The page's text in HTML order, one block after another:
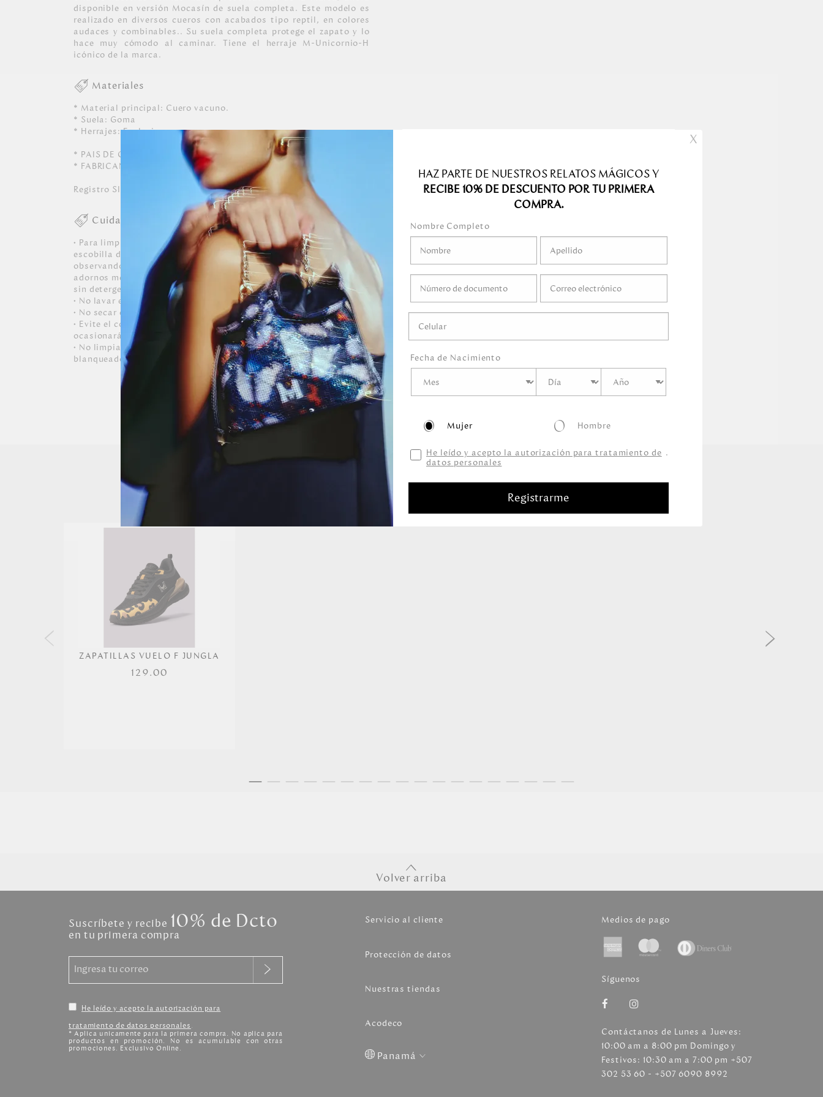
disponible en versión Mocasín de suela completa. Este modelo es
realizado en diversos cueros con acabados tipo reptil, en colores
audaces y combinables.. Su suela completa protege el zapato y lo
hace muy cómodo al caminar. Tiene el herraje M-Unicornio-H
icónico de la marca.
Materiales
* Material principal: Cuero vacuno.
* Suela: Goma
* Herrajes: Exclusivos en zamac.
* PAIS DE ORIGEN: BRASIL.
* FABRICANTE Y/O IMPORTADOR: MARROQUINERA SAS.
Registro SIC: 860066471
Cuidados
• Para limpiar, usar un paño suave, ligeramente humedecido o una
escobilla de cerdas blandas, escobillar suavemente la superficie
observando para no decolorar el calzado. • Para lavar herrajes o
adornos metálicos, usar un paño suave ligeramente humedecido
sin detergentes, blanqueadores o disolventes.
• No lavar en lavadora.
• No secar en secadora.
• Evite el contacto con tintas, aceites y cosméticos que
ocasionarán daños irreversibles al zapato.
• No limpiar con productos químicos, abrasivos, detergentes,
blanqueadores y solventes.
Productos relacionados
ZAPATILLAS VUELO F JUNGLA
129.00
Volver arriba
Suscríbete y recibe 10% de Dcto
en tu primera compra
He leído y acepto la autorización para
tratamiento de datos personales.
* Aplica unicamente para la primera compra. No aplica para
productos en promoción. No es acumulable con otras
promociones. Exclusivo Online.
Servicio al cliente
Protección de datos
Nuestras tiendas
Acodeco
Panamá
Medios de pago
Síguenos
Contáctanos de Lunes a Jueves:
10:00 am a 8:00 pm Domingo y
Festivos: 10:30 am a 7:00 pm +507
302 53 60 - +507 6090 8992
X
HAZ PARTE DE NUESTROS RELATOS MÁGICOS Y
RECIBE 10% DE DESCUENTO POR TU PRIMERA
COMPRA.
Nombre Completo
Fecha de Nacimiento
Mujer Hombre
He leído y acepto la autorización para tratamiento de
datos personales
.
Registrarme